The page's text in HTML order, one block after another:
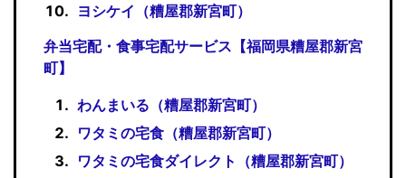
ヨシケイ（糟屋郡新宮町）
弁当宅配・食事宅配サービス【福岡県糟屋郡新宮
町】
わんまいる（糟屋郡新宮町）
ワタミの宅食（糟屋郡新宮町）
ワタミの宅食ダイレクト（糟屋郡新宮町）